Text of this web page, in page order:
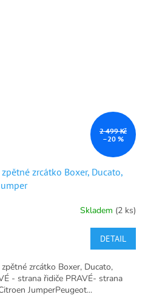
2 499 Kč
–20 %
zrcátko Boxer, Ducato,
Skladem (2 ks)
DETAIL
zrcátko Boxer, Ducato,
- strana řidiče PRAVÉ- strana
JumperPeugeot...